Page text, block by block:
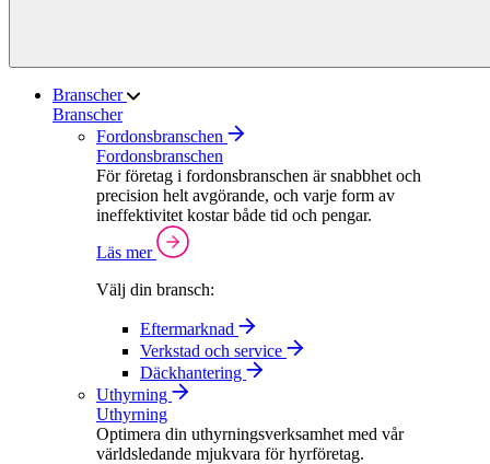
Branscher
Branscher
Fordonsbranschen
Fordonsbranschen
För företag i fordonsbranschen är snabbhet och
precision helt avgörande, och varje form av
ineffektivitet kostar både tid och pengar.
Läs mer
Välj din bransch:
Eftermarknad
Verkstad och service
Däckhantering
Uthyrning
Uthyrning
Optimera din uthyrningsverksamhet med vår
världsledande mjukvara för hyrföretag.